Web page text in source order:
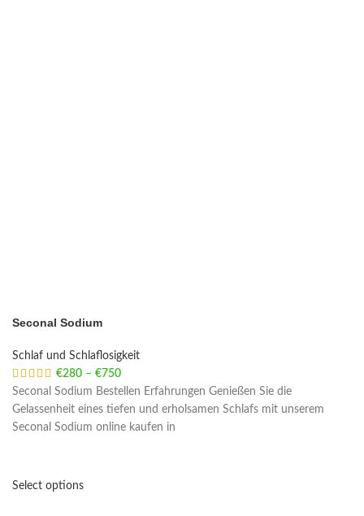
Seconal Sodium
Schlaf und Schlaflosigkeit
€280 – €750
Seconal Sodium Bestellen Erfahrungen Genießen Sie die
Gelassenheit eines tiefen und erholsamen Schlafs mit unserem
Seconal Sodium online kaufen in
Select options